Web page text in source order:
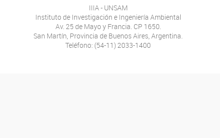
IIIA - UNSAM
Instituto de Investigación e Ingeniería Ambiental
Av. 25 de Mayo y Francia. CP 1650.
San Martín, Provincia de Buenos Aires, Argentina.
Teléfono: (54-11) 2033-1400